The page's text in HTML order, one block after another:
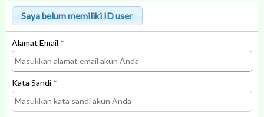
Alamat Email *
Kata Sandi *